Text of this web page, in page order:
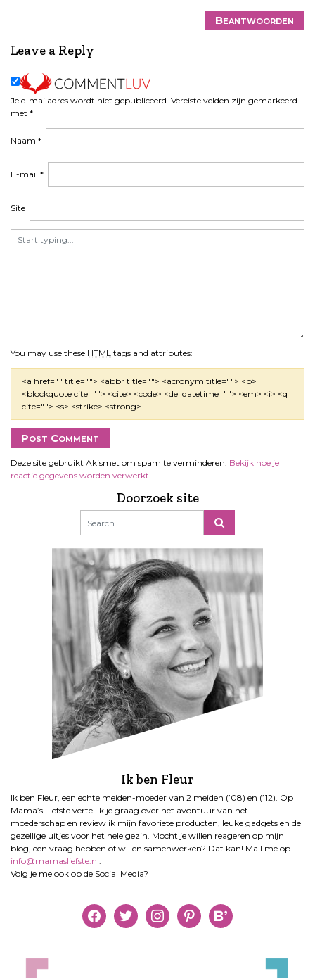
Beantwoorden
Leave a Reply
Je e-mailadres wordt niet gepubliceerd. Vereiste velden zijn gemarkeerd
met *
You may use these HTML tags and attributes:
<a href="" title=""> <abbr title=""> <acronym title=""> <b>
<blockquote cite=""> <cite> <code> <del datetime=""> <em> <i> <q
cite=""> <s> <strike> <strong>
Naam *
E-mail *
Site
Deze site gebruikt Akismet om spam te verminderen. Bekijk hoe je
reactie gegevens worden verwerkt.
Doorzoek site
Ik ben Fleur
Ik ben Fleur, een echte meiden-moeder van 2 meiden (’08) en (’12). Op
Mama’s Liefste vertel ik je graag over het avontuur van het
moederschap en review ik mijn favoriete producten, leuke gadgets en de
gezellige uitjes voor het hele gezin. Mocht je willen reageren op mijn
blog, een vraag hebben of willen samenwerken? Dat kan! Mail me op
info@mamasliefste.nl.
Volg je me ook op de Social Media?
facebooktwitter instagrampinterestbloglovin